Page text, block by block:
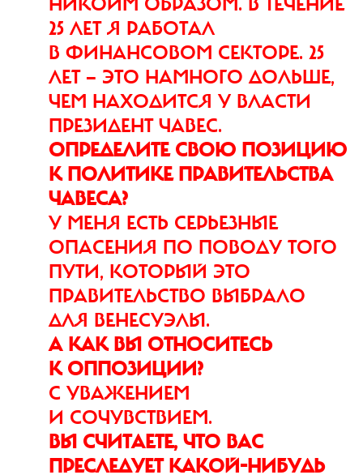
25 ЛЕТ Я РАБОТАЛ
В ФИНАНСОВОМ СЕКТОРЕ. 25
ЛЕТ — ЭТО НАМНОГО ДОЛЬШЕ,
ЧЕМ НАХОДИТСЯ У ВЛАСТИ
ПРЕЗИДЕНТ ЧАВЕС.
ОПРЕДЕЛИТЕ СВОЮ ПОЗИЦИЮ
К ПОЛИТИКЕ ПРАВИТЕЛЬСТВА
ЧАВЕСА?
У МЕНЯ ЕСТЬ СЕРЬЕЗНЫЕ
ОПАСЕНИЯ ПО ПОВОДУ ТОГО
ПУТИ, КОТОРЫЙ ЭТО
ПРАВИТЕЛЬСТВО ВЫБРАЛО
ДЛЯ ВЕНЕСУЭЛЫ.
А КАК ВЫ ОТНОСИТЕСЬ
К ОППОЗИЦИИ?
С УВАЖЕНИЕМ
И СОЧУВСТВИЕМ.
ВЫ СЧИТАЕТЕ, ЧТО ВАС
ПРЕСЛЕДУЕТ КАКОЙ-НИБУДЬ